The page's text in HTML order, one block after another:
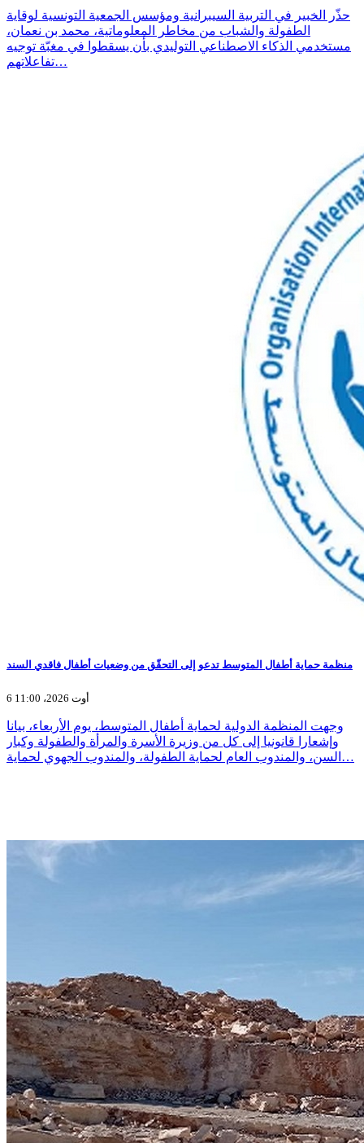
حذّر الخبير في التربية السيبرانية ومؤسس الجمعية التونسية لوقاية
الطفولة والشباب من مخاطر المعلوماتية، محمد بن نعمان،
مستخدمي الذكاء الاصطناعي التوليدي بأن يسقطوا في مغبّة توجيه
تفاعلاتهم…
منظمة حماية أطفال المتوسط تدعو إلى التحقّق من وضعيات أطفال فاقدي السند
6 أوت 2026، 11:00
وجهت المنظمة الدولية لحماية أطفال المتوسط، يوم الأربعاء، بيانا
وإشعارا قانونيا إلى كل من وزيرة الأسرة والمرأة والطفولة وكبار
السن، والمندوب العام لحماية الطفولة، والمندوب الجهوي لحماية…